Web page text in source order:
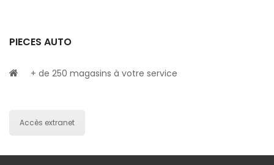
PIECES AUTO
+ de 250 magasins à votre service
Accès extranet